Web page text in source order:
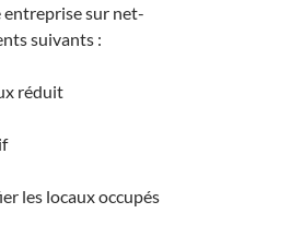
sur net-
suivants :​
réduit​
les locaux occupés